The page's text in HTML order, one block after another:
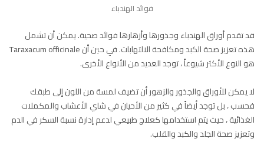
فوائد الهندباء
قد تقدم أوراق الهندباء وجذورها وأزهارها فوائد صحية. يمكن أن تشمل
هذه تعزيز صحة الكبد ومكافحة الالتهابات. في حين أن Taraxacum officinale
هو النوع الأكثر شيوعاً ، توجد العديد من الأنواع الأخرى.
لا يمكن للأوراق والجذور والزهور أن تضيف لمسة من اللون إلى طبقك
فحسب ، بل توجد أيضاً في كثير من الأحيان في شاي الأعشاب والمكملات
الغذائية ، حيث يتم استخدامها كعلاج طبيعي لدعم إدارة نسبة السكر في الدم
وتعزيز صحة الجلد والكبد والقلب.